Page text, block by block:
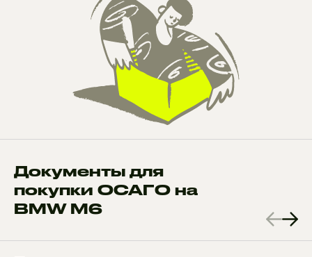
Документы для
покупки ОСАГО на
BMW M6